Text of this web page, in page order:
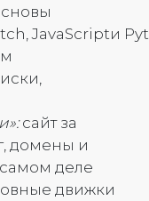
JavaScriptи
сайт за
домены и
деле
движки